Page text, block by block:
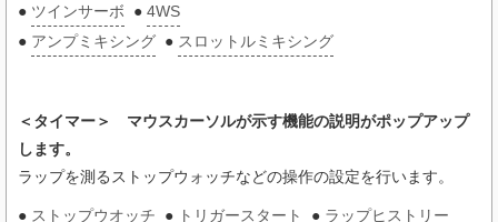
● ツインサーボ ● 4WS
● アンプミキシング ● スロットルミキシング
＜タイマー＞ マウスカーソルが示す機能の説明がポップアップ
します。
ラップを測るストップウォッチなどの操作の設定を行います。
● ストップウオッチ ● トリガースタート ● ラップヒストリー